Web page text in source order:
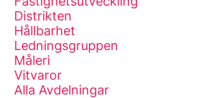
Distrikten
Hållbarhet
Ledningsgruppen
Måleri
Vitvaror
Alla Avdelningar